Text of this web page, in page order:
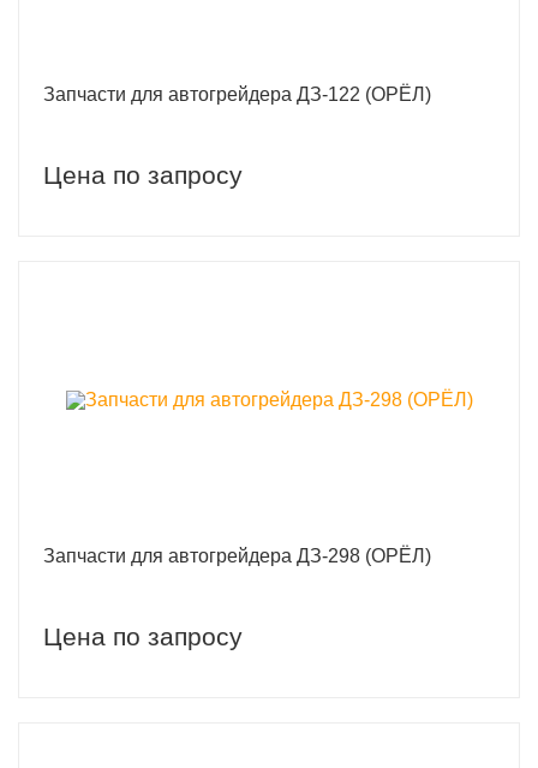
Запчасти для автогрейдера ДЗ-122 (ОРЁЛ)
Цена по запросу
Запчасти для автогрейдера ДЗ-298 (ОРЁЛ)
Цена по запросу